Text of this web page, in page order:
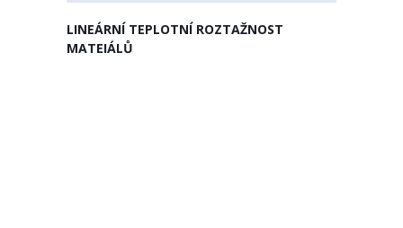
LINEÁRNÍ TEPLOTNÍ ROZTAŽNOST
MATEIÁLŮ